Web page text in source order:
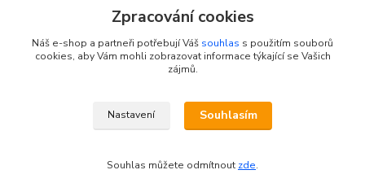
+420 472744350
Po - Pá 8:00 - 15:00
© 2021 VVV System s.r.o.
Zpracování cookies
Náš e-shop a partneři potřebují Váš souhlas s použitím souborů
cookies, aby Vám mohli zobrazovat informace týkající se Vašich
zájmů.
Nastavení Souhlasím
Souhlas můžete odmítnout zde.